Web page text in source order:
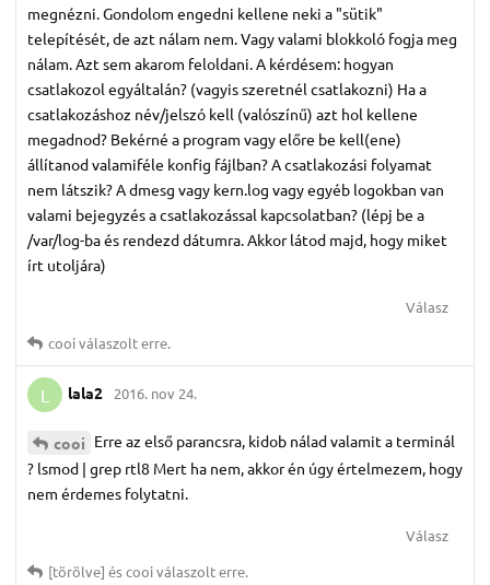
megnézni. Gondolom engedni kellene neki a "sütik"
telepítését, de azt nálam nem. Vagy valami blokkoló fogja meg
nálam. Azt sem akarom feloldani. A kérdésem: hogyan
csatlakozol egyáltalán? (vagyis szeretnél csatlakozni) Ha a
csatlakozáshoz név/jelszó kell (valószínű) azt hol kellene
megadnod? Bekérné a program vagy előre be kell(ene)
állítanod valamiféle konfig fájlban? A csatlakozási folyamat
nem látszik? A dmesg vagy kern.log vagy egyéb logokban van
valami bejegyzés a csatlakozással kapcsolatban? (lépj be a
/var/log-ba és rendezd dátumra. Akkor látod majd, hogy miket
írt utoljára)
Válasz
cooiválaszolt erre.
L lala2 2016. nov 24.
cooi Erre az első parancsra, kidob nálad valamit a terminál
? lsmod | grep rtl8 Mert ha nem, akkor én úgy értelmezem, hogy
nem érdemes folytatni.
Válasz
[törölve] éscooiválaszolt erre.